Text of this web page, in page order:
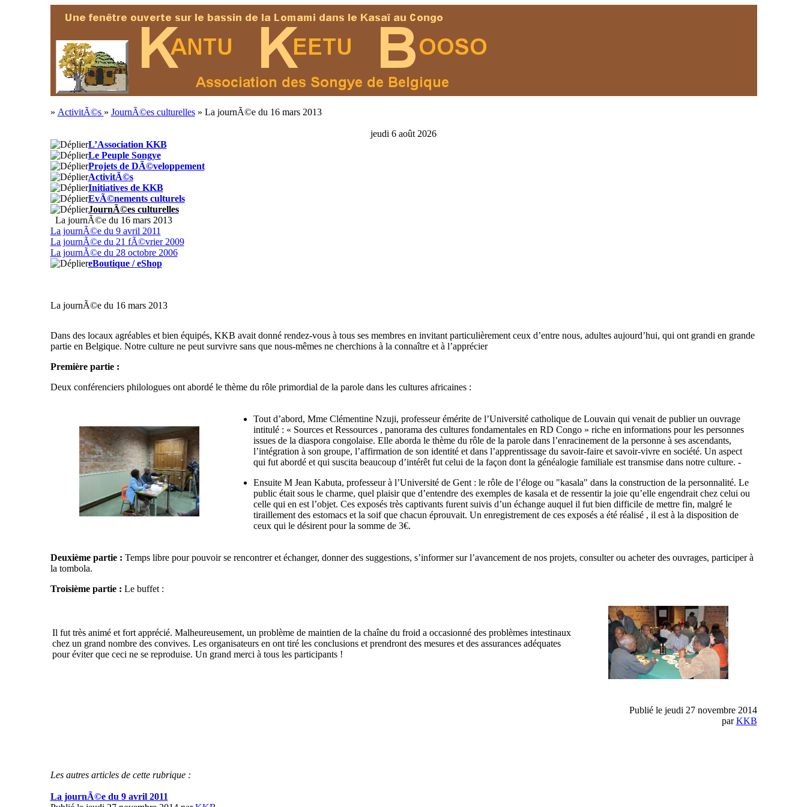
» ActivitÃ©s » JournÃ©es culturelles» La journÃ©e du 16 mars 2013
jeudi 6 août 2026
L’Association KKB
Le Peuple Songye
Projets de DÃ©veloppement
ActivitÃ©s
Initiatives de KKB
EvÃ©nements culturels
JournÃ©es culturelles
La journÃ©e du 16 mars 2013
La journÃ©e du 9 avril 2011
La journÃ©e du 21 fÃ©vrier 2009
La journÃ©e du 28 octobre 2006
eBoutique / eShop
La journÃ©e du 16 mars 2013
Dans des locaux agréables et bien équipés, KKB avait donné rendez-vous à tous ses membres en invitant particulièrement ceux d’entre nous, adultes aujourd’hui, qui ont grandi en grande
partie en Belgique. Notre culture ne peut survivre sans que nous-mêmes ne cherchions à la connaître et à l’apprécier
Première partie :
Deux conférenciers philologues ont abordé le thème du rôle primordial de la parole dans les cultures africaines :
Tout d’abord, Mme Clémentine Nzuji, professeur émérite de l’Université catholique de Louvain qui venait de publier un ouvrage
intitulé : « Sources et Ressources , panorama des cultures fondamentales en RD Congo » riche en informations pour les personnes
issues de la diaspora congolaise. Elle aborda le thème du rôle de la parole dans l’enracinement de la personne à ses ascendants,
l’intégration à son groupe, l’affirmation de son identité et dans l’apprentissage du savoir-faire et savoir-vivre en société. Un aspect
qui fut abordé et qui suscita beaucoup d’intérêt fut celui de la façon dont la généalogie familiale est transmise dans notre culture. -
Ensuite M Jean Kabuta, professeur à l’Université de Gent : le rôle de l’éloge ou "kasala" dans la construction de la personnalité. Le
public était sous le charme, quel plaisir que d’entendre des exemples de kasala et de ressentir la joie qu’elle engendrait chez celui ou
celle qui en est l’objet. Ces exposés très captivants furent suivis d’un échange auquel il fut bien difficile de mettre fin, malgré le
tiraillement des estomacs et la soif que chacun éprouvait. Un enregistrement de ces exposés a été réalisé , il est à la disposition de
ceux qui le désirent pour la somme de 3€.
Deuxième partie : Temps libre pour pouvoir se rencontrer et échanger, donner des suggestions, s’informer sur l’avancement de nos projets, consulter ou acheter des ouvrages, participer à
la tombola.
Troisième partie : Le buffet :
Il fut très animé et fort apprécié. Malheureusement, un problème de maintien de la chaîne du froid a occasionné des problèmes intestinaux
chez un grand nombre des convives. Les organisateurs en ont tiré les conclusions et prendront des mesures et des assurances adéquates
pour éviter que ceci ne se reproduise. Un grand merci à tous les participants !
Publié le jeudi 27 novembre 2014
parKKB
Les autres articles de cette rubrique :
La journÃ©e du 9 avril 2011